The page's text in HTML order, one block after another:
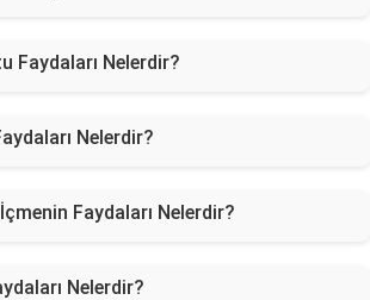
Faydaları Nelerdir?
Nelerdir?
Faydaları Nelerdir?
Nelerdir?